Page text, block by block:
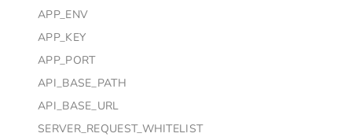
APP_ENV
APP_KEY
APP_PORT
API_BASE_PATH
API_BASE_URL
SERVER_REQUEST_WHITELIST